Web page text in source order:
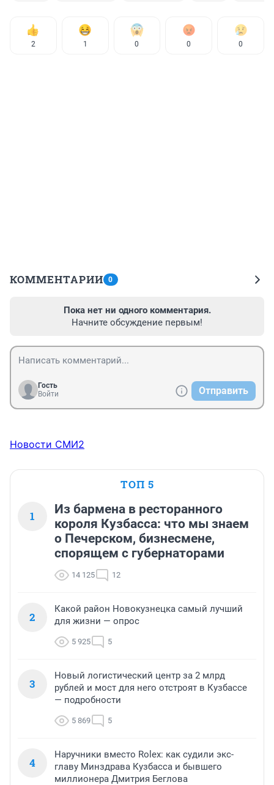
2 1 0 0 0
КОММЕНТАРИИ 0
Пока нет ни одного комментария.
Начните обсуждение первым!
Гость
Войти
Отправить
Новости СМИ2
ТОП 5
1
Из бармена в ресторанного
короля Кузбасса: что мы знаем
о Печерском, бизнесмене,
спорящем с губернаторами
14 125 12
2
Какой район Новокузнецка самый лучший
для жизни — опрос
5 925 5
3
Новый логистический центр за 2 млрд
рублей и мост для него отстроят в Кузбассе
— подробности
5 869 5
4
Наручники вместо Rolex: как судили экс-
главу Минздрава Кузбасса и бывшего
миллионера Дмитрия Беглова